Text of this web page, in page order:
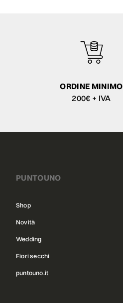
ORDINE MINIMO
200€ + IVA
PUNTOUNO
Shop
Novità
Wedding
Fiori secchi
puntouno.it